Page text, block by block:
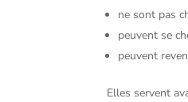
ne sont pas
peuvent se
peuvent
Elles servent